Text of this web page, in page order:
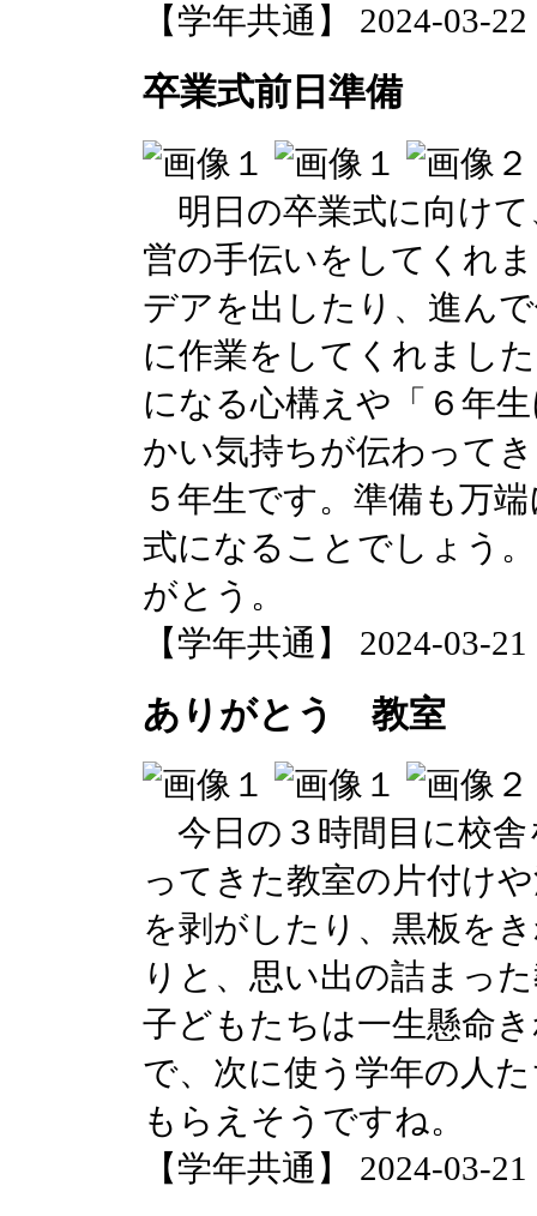
【学年共通】 2024-03-
卒業式前日準備
明日の卒業式に向けて
営の手伝いをしてくれ
デアを出したり、進ん
に作業をしてくれまし
になる心構えや「６年
かい気持ちが伝わって
５年生です。準備も万
式になることでしょう
がとう。
【学年共通】 2024-03-
ありがとう 教室
今日の３時間目に校舎
ってきた教室の片付け
を剥がしたり、黒板を
りと、思い出の詰まっ
子どもたちは一生懸命
で、次に使う学年の人
もらえそうですね。
【学年共通】 2024-03-